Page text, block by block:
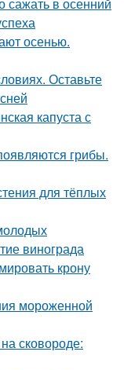
сажать в осенний
осенью.
Оставьте
капуста с
грибы.
для тёплых
винограда
крону
мороженной
сковороде: